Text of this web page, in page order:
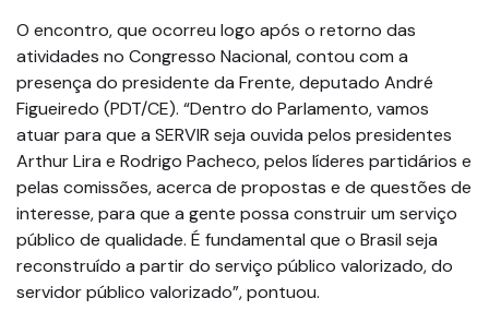
O encontro, que ocorreu logo após o retorno das
atividades no Congresso Nacional, contou com a
presença do presidente da Frente, deputado André
Figueiredo (PDT/CE). “Dentro do Parlamento, vamos
atuar para que a SERVIR seja ouvida pelos presidentes
Arthur Lira e Rodrigo Pacheco, pelos líderes partidários e
pelas comissões, acerca de propostas e de questões de
interesse, para que a gente possa construir um serviço
público de qualidade. É fundamental que o Brasil seja
reconstruído a partir do serviço público valorizado, do
servidor público valorizado”, pontuou.